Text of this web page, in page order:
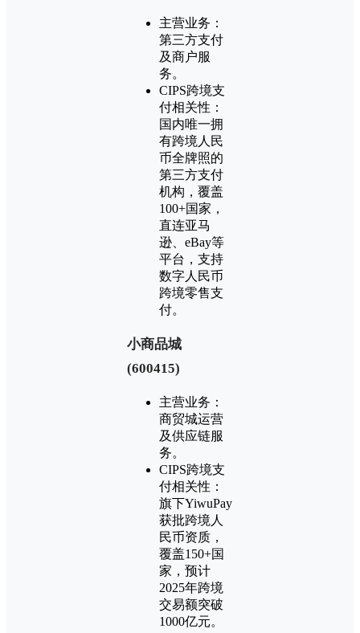
主营业务：
第三方支付
及商户服
务。
CIPS跨境支
付相关性：
国内唯一拥
有跨境人民
币全牌照的
第三方支付
机构，覆盖
100+国家，
直连亚马
逊、eBay等
平台，支持
数字人民币
跨境零售支
付。
‌小商品城
(600415)‌
主营业务：
商贸城运营
及供应链服
务。
CIPS跨境支
付相关性：
旗下YiwuPay
获批跨境人
民币资质，
覆盖150+国
家，预计
2025年跨境
交易额突破
1000亿元。